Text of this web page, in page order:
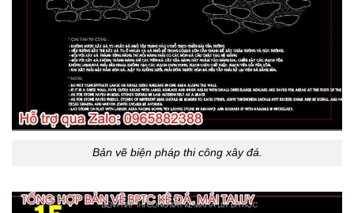
Bản vẽ biện pháp thi công xây đá.